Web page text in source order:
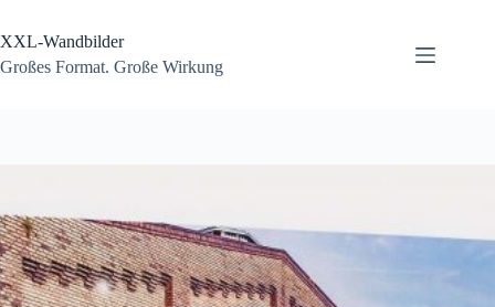
springen
XXL-Wandbilder
Großes Format. Große Wirkung